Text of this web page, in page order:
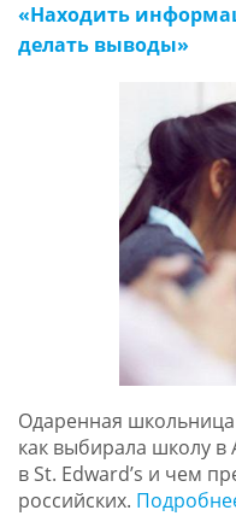
«Находить
делать выводы»
Одаренная школьница
как выбирала школу в
в St. Edward’s и чем
российских.